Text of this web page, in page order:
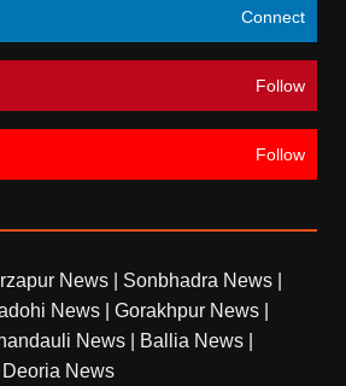
Connect
Follow
Follow
News Sonbhadra News
News Gorakhpur News
News Ballia News
Deoria News